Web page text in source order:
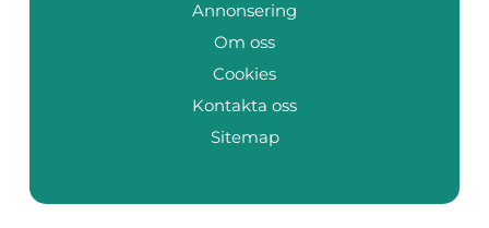
Annonsering
Om oss
Cookies
Kontakta oss
Sitemap